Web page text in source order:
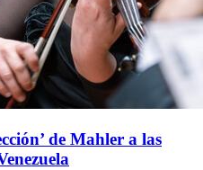
de Mahler a las